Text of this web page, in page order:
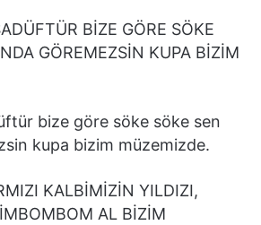
BİZE GÖRE SÖKE
GÖREMEZSİN KUPA BİZİM
bize göre söke söke sen
kupa bizim müzemizde.
KALBİMİZİN YILDIZI,
AL BİZİM